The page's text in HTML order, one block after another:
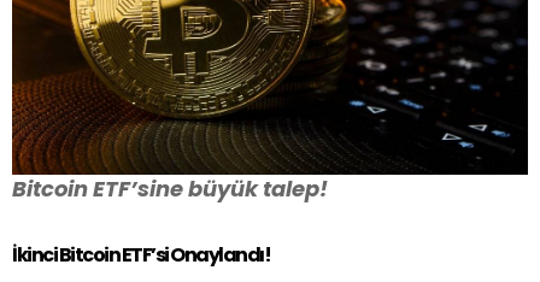
Bitcoin ETF’sine büyük talep!
İkinci Bitcoin ETF’si Onaylandı!